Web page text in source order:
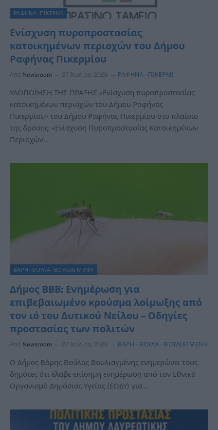
ΡΑΦΗΝΑ -ΠΙΚΕΡΜΙ
Ενίσχυση πυροπροστασίας
κατοικημένων περιοχών του Δήμου
Ραφήνας Πικερμίου
Από Newsroom 27 Ιουλίου, 2026 ΡΑΦΗΝΑ -ΠΙΚΕΡΜΙ
ΥΛΟΠΟΙΗΣΗ ΤΗΣ ΠΡΑΞΗΣ «Ενίσχυση πυροπροστασίας
κατοικημένων περιοχών του Δήμου Ραφήνας
Πικερμίου» του Δήμου Ραφήνας Πικερμίου στο πλαίσιο
της δράσης: «Ενίσχυση Πυροπροστασίας Κατοικημένων
Περιοχών…
ΒΑΡΗ - ΒΟΥΛΑ - ΒΟΥΛΙΑΓΜΕΝΗ
Δήμος ΒΒΒ: Ενημέρωση για
επιβεβαιωμένο κρούσμα λοίμωξης από
τον ιό του Δυτικού Νείλου – Οδηγίες
προστασίας των πολιτών
Από Newsroom 27 Ιουλίου, 2026 ΒΑΡΗ - ΒΟΥΛΑ - ΒΟΥΛΙΑΓΜΕΝΗ
Ο Δήμος Βάρης Βούλας Βουλιαγμένης ενημερώνει τους
δημότες ότι έλαβε επίσημη ενημέρωση από τον Εθνικό
Οργανισμό Δημόσιας Υγείας (ΕΟΔΥ) για…